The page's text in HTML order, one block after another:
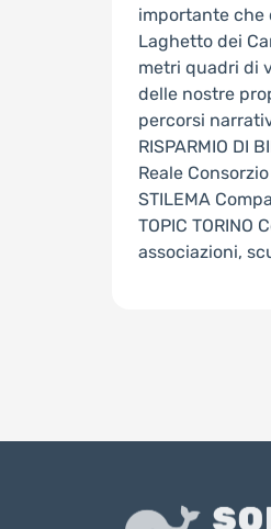
importante che
Laghetto dei
metri quadri di
delle nostre
percorsi
RISPARMIO DI
Reale
STILEMA
TOPIC TORINO
associazioni,